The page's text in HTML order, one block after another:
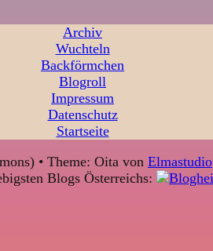
Archiv
Wuchteln
Backförmchen
Blogroll
Impressum
Datenschutz
Startseite
• Theme: Oita von Elmastudio
Blogs Österreichs: